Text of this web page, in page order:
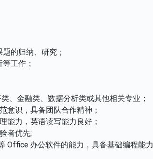
的归纳、研究；
工作；
、金融类、数据分析类或其他相关专业；
意识，具备团队合作精神；
能力，英语读写能力良好；
者优先;
Office 办公软件的能力，具备基础编程能力